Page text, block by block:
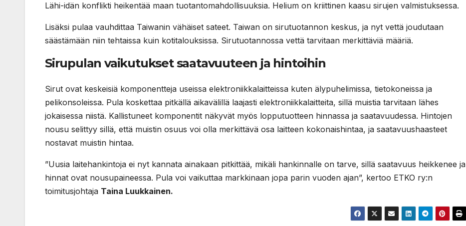
Lähi-idän konflikti heikentää maan tuotantomahdollisuuksia. Helium on kriittinen kaasu sirujen valmistuksessa.
Lisäksi pulaa vauhdittaa Taiwanin vähäiset sateet. Taiwan on sirutuotannon keskus, ja nyt vettä joudutaan
säästämään niin tehtaissa kuin kotitalouksissa. Sirutuotannossa vettä tarvitaan merkittäviä määriä.
Sirupulan vaikutukset saatavuuteen ja hintoihin
Sirut ovat keskeisiä komponentteja useissa elektroniikkalaitteissa kuten älypuhelimissa, tietokoneissa ja
pelikonsoleissa. Pula koskettaa pitkällä aikavälillä laajasti elektroniikkalaitteita, sillä muistia tarvitaan lähes
jokaisessa niistä. Kallistuneet komponentit näkyvät myös lopputuotteen hinnassa ja saatavuudessa. Hintojen
nousu selittyy sillä, että muistin osuus voi olla merkittävä osa laitteen kokonaishintaa, ja saatavuushaasteet
nostavat muistin hintaa.
”Uusia laitehankintoja ei nyt kannata ainakaan pitkittää, mikäli hankinnalle on tarve, sillä saatavuus heikkenee ja
hinnat ovat nousupaineessa. Pula voi vaikuttaa markkinaan jopa parin vuoden ajan”, kertoo ETKO ry:n
toimitusjohtaja Taina Luukkainen.